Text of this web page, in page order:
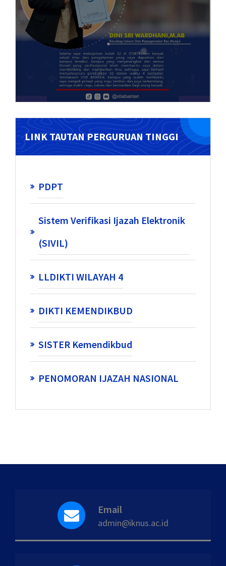
LINK TAUTAN PERGURUAN TINGGI
PDPT
Sistem Verifikasi Ijazah Elektronik
(SIVIL)
LLDIKTI WILAYAH 4
DIKTI KEMENDIKBUD
SISTER Kemendikbud
PENOMORAN IJAZAH NASIONAL
Email
admin@iknus.ac.id